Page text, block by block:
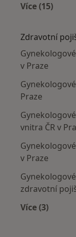
Více (15)
Zdravotní
v Praze
Praze
vnitra ČR v
v Praze
zdravotní
Více (3)